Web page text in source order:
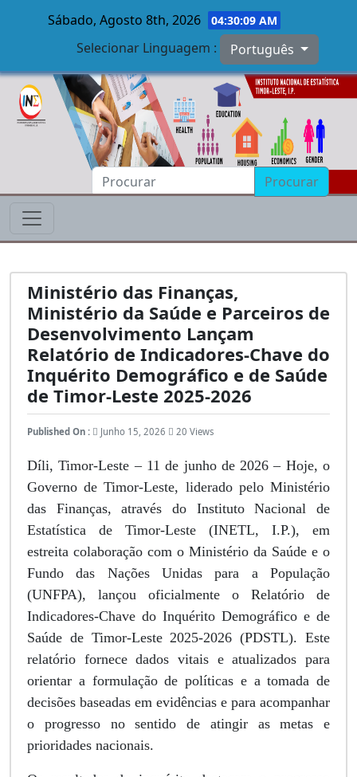
Skip to main content
Sábado, Agosto 8th, 2026 04:30:09 AM
Selecionar Linguagem : Português
Procurar
Ministério das Finanças,
Ministério da Saúde e Parceiros de
Desenvolvimento Lançam
Relatório de Indicadores-Chave do
Inquérito Demográfico e de Saúde
de Timor-Leste 2025-2026
Published On : Junho 15, 2026 20 Views
Díli, Timor-Leste – 11 de junho de 2026 – Hoje, o
Governo de Timor-Leste, liderado pelo Ministério
das Finanças, através do Instituto Nacional de
Estatística de Timor-Leste (INETL, I.P.), em
estreita colaboração com o Ministério da Saúde e o
Fundo das Nações Unidas para a População
(UNFPA), lançou oficialmente o Relatório de
Indicadores-Chave do Inquérito Demográfico e de
Saúde de Timor-Leste 2025-2026 (PDSTL). Este
relatório fornece dados vitais e atualizados para
orientar a formulação de políticas e a tomada de
decisões baseadas em evidências e para acompanhar
o progresso no sentido de atingir as metas e
prioridades nacionais.